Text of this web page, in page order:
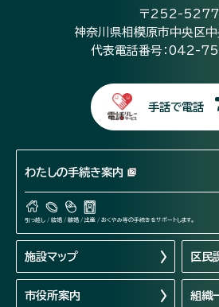
〒252-5277
神奈川県相模原市中央区
代表電話番号：042-
手話で電話
わたしの手続き案内
引っ越し / 結婚 / 離婚 / 出産 / おくやみ等の手続きをサポートします。
施設マップ 区民
市役所案内 組織